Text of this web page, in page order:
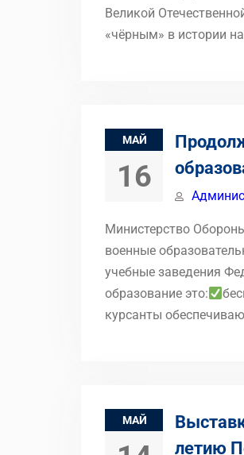
Великой
«чёрным» в истории
МАЙ
16
Министерство
военные
учебные заведения
образование это:
курсанты
МАЙ
летию